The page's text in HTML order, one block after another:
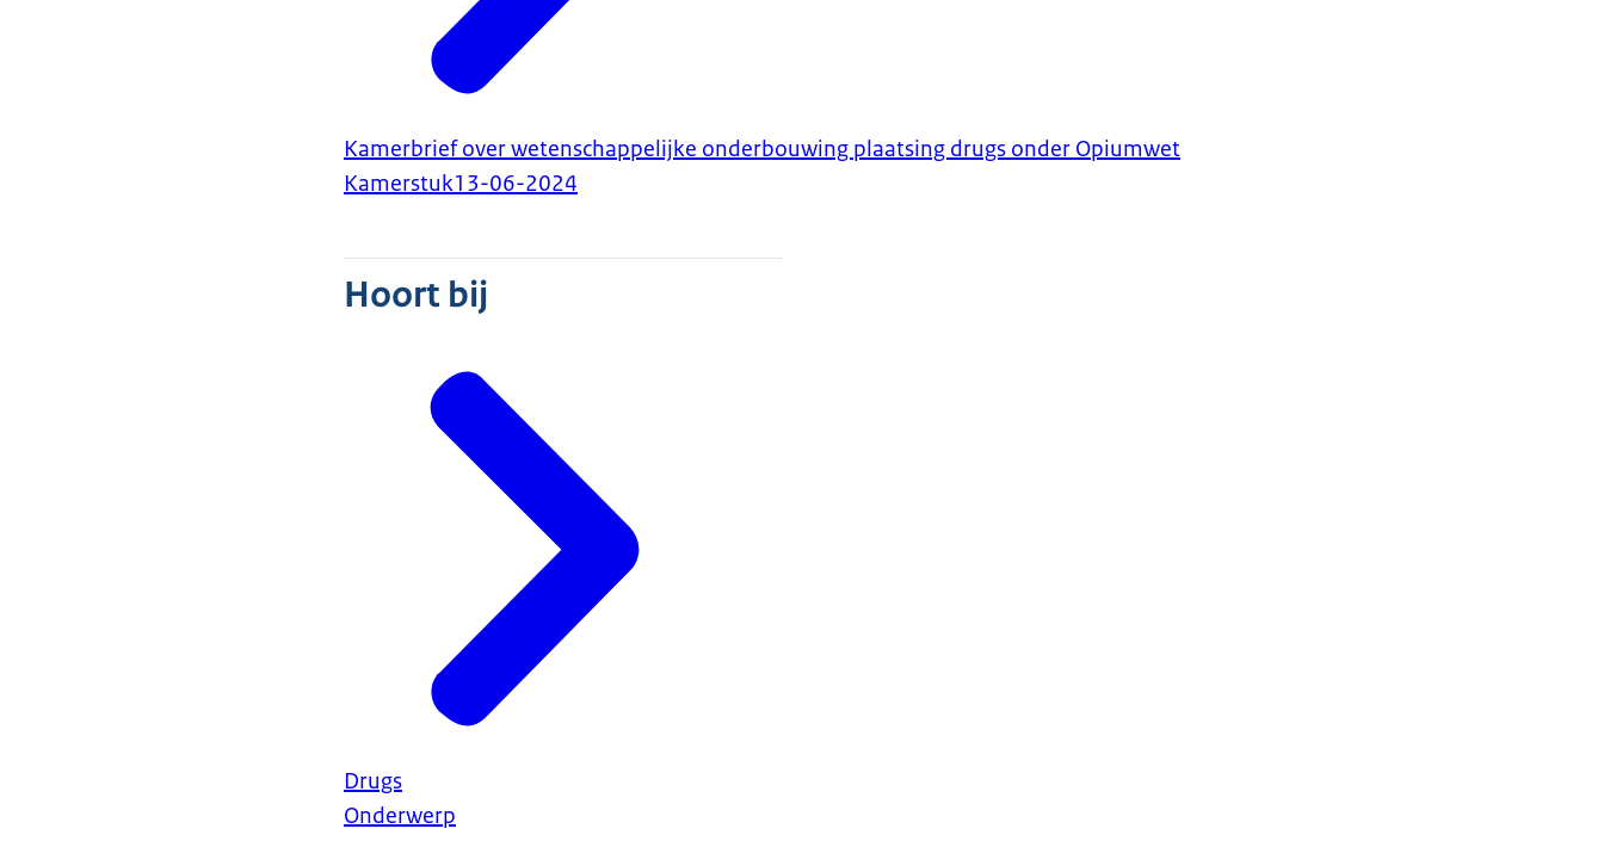
Kamerbrief over wetenschappelijke onderbouwing plaatsing drugs onder Opiumwet
Kamerstuk13-06-2024
Hoort bij
Drugs
Onderwerp